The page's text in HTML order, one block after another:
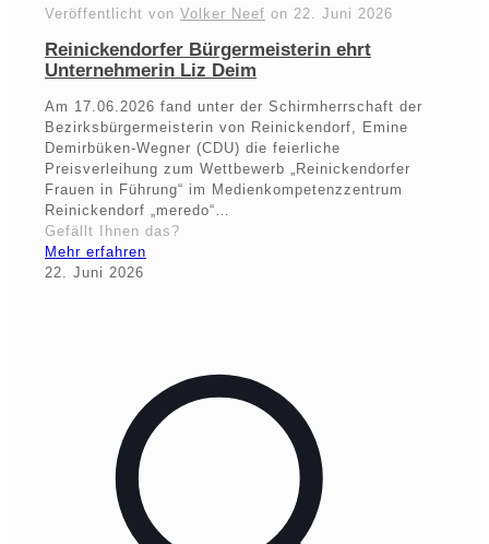
Veröffentlicht von Volker Neef on 22. Juni 2026
Reinickendorfer Bürgermeisterin ehrt
Unternehmerin Liz Deim
Am 17.06.2026 fand unter der Schirmherrschaft der
Bezirksbürgermeisterin von Reinickendorf, Emine
Demirbüken-Wegner (CDU) die feierliche
Preisverleihung zum Wettbewerb „Reinickendorfer
Frauen in Führung“ im Medienkompetenzzentrum
Reinickendorf „meredo“…
Gefällt Ihnen das?
Mehr erfahren
22. Juni 2026